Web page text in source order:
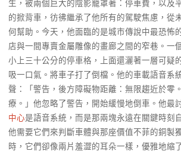
生，被兩個巨大的陰影籠罩著：停車費，以及
的掀背車，彷彿繼承了他所有的駕駛焦慮，從
何幫助。今天，他面臨的是城市傳說中最恐怖
店與一間專賣金屬雕像的畫廊之間的窄巷。一
小上三十公分的停車格，上面還灑著一層可疑
吸一口氣。將車子打了倒檔。他的車載語音系
聲：「警告，後方障礙物距離：無限趨近於零
療。」他忽略了警告，開始緩慢地倒車。他最
中心是語音系統，而是那兩塊永遠在關鍵時刻
他需要它們來判斷車體與那座價值不菲的銅製
時，它們卻像兩片羞澀的耳朵一樣，優雅地縮